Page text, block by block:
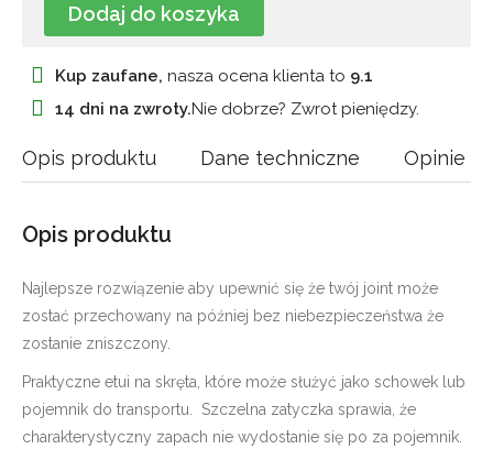
Dodaj do koszyka
Kup zaufane, nasza ocena klienta to 9.1
14 dni na zwroty.Nie dobrze? Zwrot pieniędzy.
Opis produktu Dane techniczne Opinie
Opis produktu
Najlepsze rozwiązenie aby upewnić się że twój joint może
zostać przechowany na później bez niebezpieczeństwa że
zostanie zniszczony.
Praktyczne etui na skręta, które może służyć jako schowek lub
pojemnik do transportu. Szczelna zatyczka sprawia, że
charakterystyczny zapach nie wydostanie się po za pojemnik.